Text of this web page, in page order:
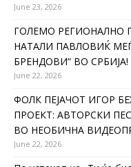
June 23, 2026
ГОЛЕМО РЕГИОНАЛНО
НАТАЛИ ПАВЛОВИЌ
БРЕНДОВИ“ ВО СРБИЈА!
June 22, 2026
ФОЛК ПЕЈАЧОТ ИГОР
ПРОЕКТ: АВТОРСКИ
ВО НЕОБИЧНА
June 22, 2026